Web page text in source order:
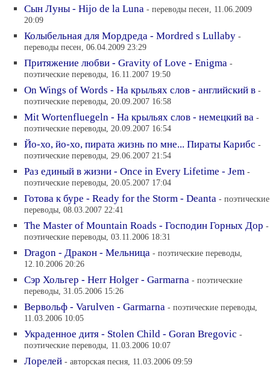
Сын Луны - Hijo de la Luna - переводы песен, 11.06.2009
20:09
Колыбельная для Мордреда - Mordred s Lullaby -
переводы песен, 06.04.2009 23:29
Притяжение любви - Gravity of Love - Enigma -
поэтические переводы, 16.11.2007 19:50
On Wings of Words - На крыльях слов - английский в -
поэтические переводы, 20.09.2007 16:58
Mit Wortenfluegeln - На крыльях слов - немецкий ва -
поэтические переводы, 20.09.2007 16:54
Йо-хо, йо-хо, пирата жизнь по мне... Пираты Карибс -
поэтические переводы, 29.06.2007 21:54
Раз единый в жизни - Once in Every Lifetime - Jem -
поэтические переводы, 20.05.2007 17:04
Готова к буре - Ready for the Storm - Deanta - поэтические
переводы, 08.03.2007 22:41
The Master of Mountain Roads - Господин Горных Дор -
поэтические переводы, 03.11.2006 18:31
Dragon - Дракон - Мельница - поэтические переводы,
12.10.2006 20:26
Сэр Хольгер - Herr Holger - Garmarna - поэтические
переводы, 31.05.2006 15:26
Вервольф - Varulven - Garmarna - поэтические переводы,
11.03.2006 10:05
Украденное дитя - Stolen Child - Goran Bregovic -
поэтические переводы, 11.03.2006 10:07
Лорелей - авторская песня, 11.03.2006 09:59